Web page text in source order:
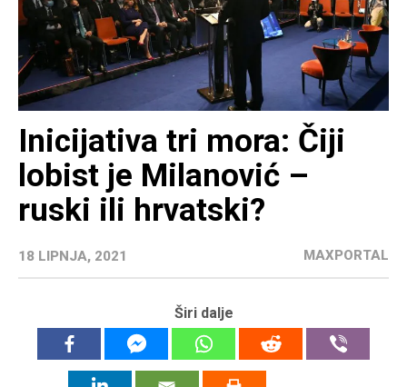
Inicijativa tri mora: Čiji
lobist je Milanović –
ruski ili hrvatski?
18 LIPNJA, 2021 MAXPORTAL
Širi dalje